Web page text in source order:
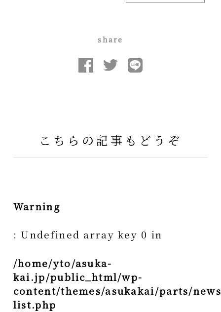
share
こちらの記事もどうぞ
Warning
: Undefined array key 0 in
/home/yto/asuka-
kai.jp/public_html/wp-
content/themes/asukakai/parts/
list.php